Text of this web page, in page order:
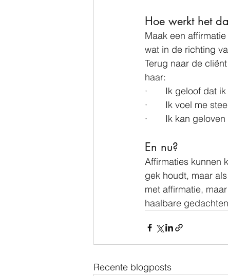
Hoe werkt het
Maak een
wat in de richting
Terug naar de
haar:
·       Ik geloof
·       Ik voel me
·       Ik kan
En nu?
Affirmaties kunnen
gek houdt, maar
met affirmatie,
haalbare
Recente blogposts